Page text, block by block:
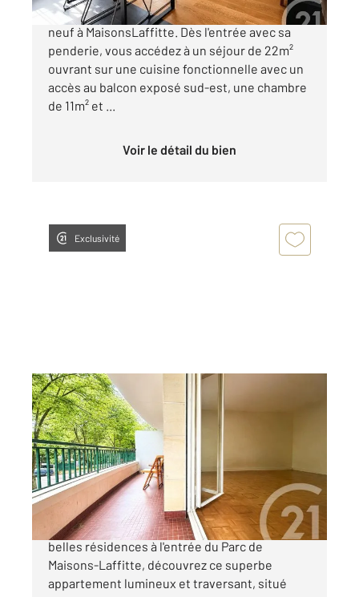
CENTRE VILLE Appartement de 3p refait à
neuf à MaisonsLaffitte. Dès l'entrée avec sa
penderie, vous accédez à un séjour de 22m²
ouvrant sur une cuisine fonctionnelle avec un
accès au balcon exposé sud-est, une chambre
de 11m² et ...
Voir le détail du bien
Exclusivité
MAISONS LAFFITTE 78
91,23 m2, 4 pièces
Ref : 18733
Appartement F4 à vendre
665 000 €
Exclusivité Century21 - Dans l'une des plus
belles résidences à l'entrée du Parc de
Maisons-Laffitte, découvrez ce superbe
appartement lumineux et traversant, situé